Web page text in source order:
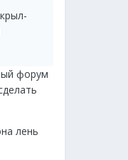
форум
лень